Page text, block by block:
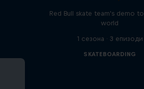
Red Bull skate team's demo
world
1 сезона · 3 епизоди
SKATEBOARDING